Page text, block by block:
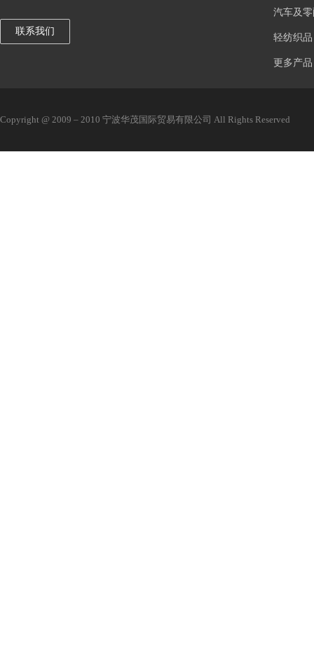
联系我们
Copyright @ 2009 – 2010 宁波华茂国际贸易有限公司 All Rights Reserved
汽车及
轻纺织品
更多产品